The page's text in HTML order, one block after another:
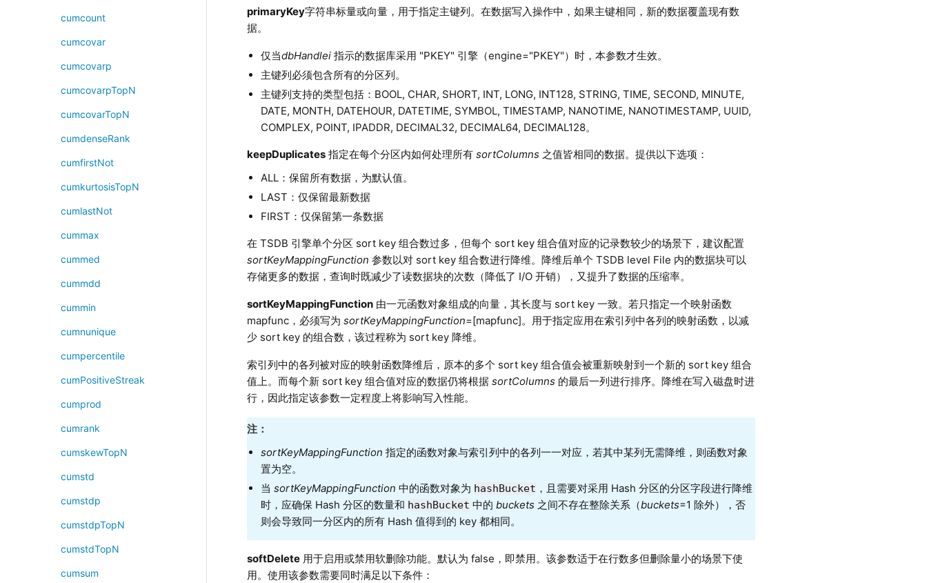
cumcount
cumcovar
cumcovarp
cumcovarpTopN
cumcovarTopN
cumdenseRank
cumfirstNot
cumkurtosisTopN
cumlastNot
cummax
cummed
cummdd
cummin
cumnunique
cumpercentile
cumPositiveStreak
cumprod
cumrank
cumskewTopN
cumstd
cumstdp
cumstdpTopN
cumstdTopN
cumsum
primaryKey字符串标量或向量，用于指定主键列。在数据写入操作中，如果主键相同，新的数据覆盖现有数
据。
仅当dbHandlei 指示的数据库采用 "PKEY" 引擎（engine="PKEY"）时，本参数才生效。
主键列必须包含所有的分区列。
主键列支持的类型包括：BOOL, CHAR, SHORT, INT, LONG, INT128, STRING, TIME, SECOND, MINUTE,
DATE, MONTH, DATEHOUR, DATETIME, SYMBOL, TIMESTAMP, NANOTIME, NANOTIMESTAMP, UUID,
COMPLEX, POINT, IPADDR, DECIMAL32, DECIMAL64, DECIMAL128。
keepDuplicates 指定在每个分区内如何处理所有sortColumns 之值皆相同的数据。提供以下选项：
ALL：保留所有数据，为默认值。
LAST：仅保留最新数据
FIRST：仅保留第一条数据
在 TSDB 引擎单个分区 sort key 组合数过多，但每个 sort key 组合值对应的记录数较少的场景下，建议配置
sortKeyMappingFunction 参数以对 sort key 组合数进行降维。降维后单个 TSDB level File 内的数据块可以
存储更多的数据，查询时既减少了读数据块的次数（降低了 I/O 开销），又提升了数据的压缩率。
sortKeyMappingFunction 由一元函数对象组成的向量，其长度与 sort key 一致。若只指定一个映射函数
mapfunc，必须写为sortKeyMappingFunction=[mapfunc]。用于指定应用在索引列中各列的映射函数，以减
少 sort key 的组合数，该过程称为 sort key 降维。
索引列中的各列被对应的映射函数降维后，原本的多个 sort key 组合值会被重新映射到一个新的 sort key 组合
值上。而每个新 sort key 组合值对应的数据仍将根据sortColumns 的最后一列进行排序。降维在写入磁盘时进
行，因此指定该参数一定程度上将影响写入性能。
注：
sortKeyMappingFunction 指定的函数对象与索引列中的各列一一对应，若其中某列无需降维，则函数对象
置为空。
当sortKeyMappingFunction 中的函数对象为 hashBucket ，且需要对采用 Hash 分区的分区字段进行降维
时，应确保 Hash 分区的数量和 hashBucket 中的buckets 之间不存在整除关系（buckets=1 除外），否
则会导致同一分区内的所有 Hash 值得到的 key 都相同。
softDelete 用于启用或禁用软删除功能。默认为 false，即禁用。该参数适于在行数多但删除量小的场景下使
用。使用该参数需要同时满足以下条件：